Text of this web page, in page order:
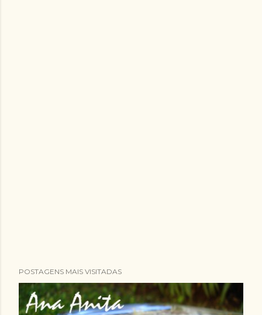
POSTAGENS MAIS VISITADAS